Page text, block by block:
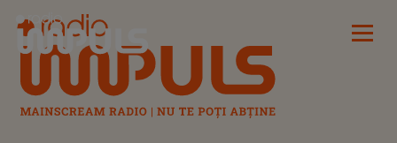
Radio Impuls